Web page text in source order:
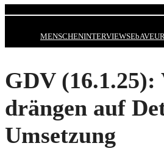
MENSCHENINTERVIEWSEbAV
GDV (16.1.25):
drängen auf
Umsetzung